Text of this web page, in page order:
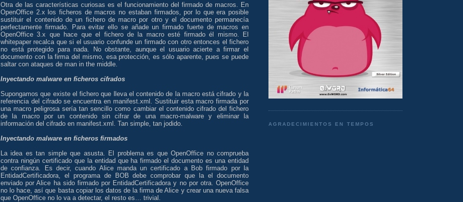
Otra de las características curiosas es el funcionamiento del firmado de macros. En
OpenOffice 2.x los ficheros de macros no estaban firmados, por lo que era posible
sustituir el contenido de un fichero de macro por otro y el documento permanecía
perfectamente firmado. Para evitar ello se añade un firmado fuerte de macros en
OpenOffice 3.x que hace que el fichero de la macro esté firmado él mismo. El
whitepaper recalca que si el usuario confunde un firmado con otro entonces el fichero
no está protegido para nada. No obstante, aunque el usuario acierte a firmar el
documento con la firma del mismo, esa protección, es sólo aparente, pues se puede
saltar con ataques de man in the middle.
Inyectando malware en ficheros cifrados
Supongamos que existe el fichero que lleva el contenido de la macro está cifrado y la
referencia del cifrado se encuentra en manifest.xml. Sustituir esta macro firmada por
una macro peligrosa sería tan sencillo como cambiar el contenido cifrado del fichero
de la macro por un contenido sin cifrar de una macro-malware y eliminar la
información del cifrado en manifest.xml. Tan simple, tan jodido.
Inyectando malware en ficheros firmados
La idea es tan simple que asusta. El problema es que OpenOffice no comprueba
contra ningún certificado que la entidad que ha firmado el documento es una entidad
de confianza. Es decir, cuando Alice manda un certificado a Bob firmado por la
EntidadCertificadora, el programa de BOB debe comprobar que la el documento
enviado por Alice ha sido firmado por EntidadCertificadora y no por otra. OpenOffice
no lo hace, así que basta copiar los datos de la firma de Alice y crear una nueva falsa
que OpenOffice no lo va a detectar, el resto es… trivial.
AGRADECIMIENTOS EN TEMPOS